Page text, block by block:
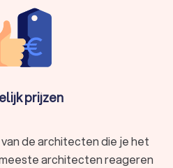
prijzen
de architecten die je het
architecten reageren